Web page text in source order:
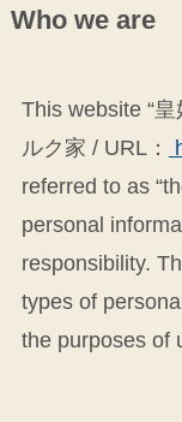
Who we are
This website “
ルク家 / URL：
referred to as
personal
responsibility.
types of
the purposes of